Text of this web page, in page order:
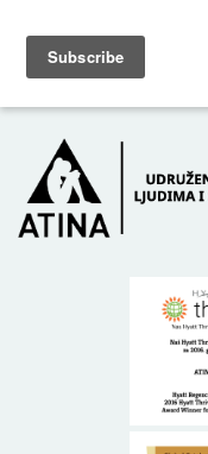
POČETNA O NAMA